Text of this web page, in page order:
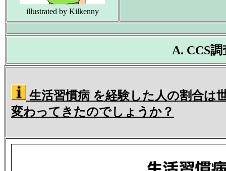
illustrated by Kilkenny
A. CCS
生活習慣病 を経験した人の割合は
変わってきたのでしょうか？